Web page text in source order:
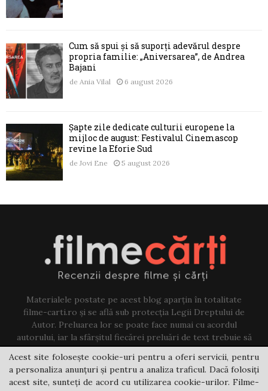
Cum să spui și să suporți adevărul despre
propria familie: „Aniversarea”, de Andrea
Bajani
de Ania Vilal 6 august 2026
Șapte zile dedicate culturii europene la
mijloc de august: Festivalul Cinemascop
revine la Eforie Sud
de Jovi Ene 5 august 2026
Materialele postate pe acest blog aparțin în totalitate
filme-carti.ro și se află sub protecția Legii Dreptului de
Autor. Preluarea lor se poate face numai cu acordul
autorului, iar la sfârșitul fiecărei preluări de text trebuie să
existe un link către acest blog.
Contact us:jovi@filme-carti.ro
Acest site folosește cookie-uri pentru a oferi servicii, pentru
a personaliza anunțuri și pentru a analiza traficul. Dacă folosiți
acest site, sunteți de acord cu utilizarea cookie-urilor. Filme-